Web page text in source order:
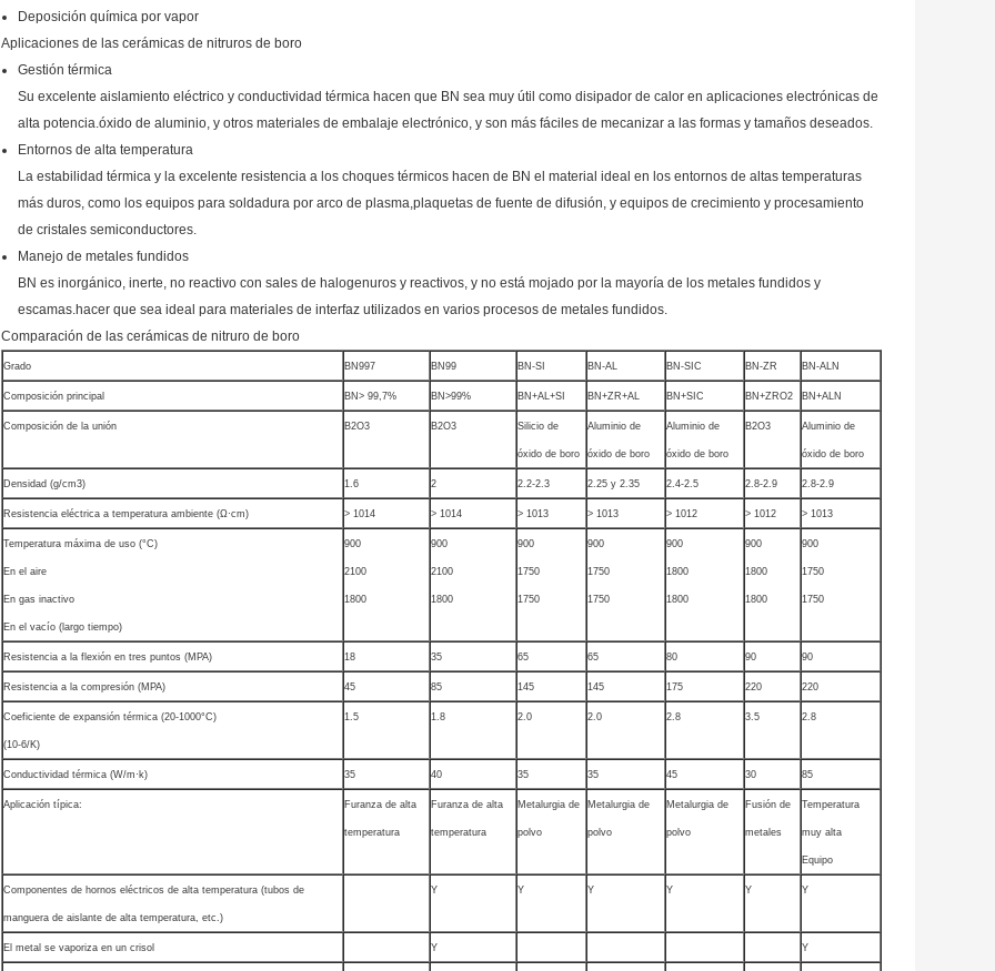
Deposición química por vapor
Aplicaciones de las cerámicas de nitruros de boro
Gestión térmica
Su excelente aislamiento eléctrico y conductividad térmica hacen que BN sea muy útil como disipador de calor en aplicaciones electrónicas de
alta potencia.óxido de aluminio, y otros materiales de embalaje electrónico, y son más fáciles de mecanizar a las formas y tamaños deseados.
Entornos de alta temperatura
La estabilidad térmica y la excelente resistencia a los choques térmicos hacen de BN el material ideal en los entornos de altas temperaturas
más duros, como los equipos para soldadura por arco de plasma,plaquetas de fuente de difusión, y equipos de crecimiento y procesamiento
de cristales semiconductores.
Manejo de metales fundidos
BN es inorgánico, inerte, no reactivo con sales de halogenuros y reactivos, y no está mojado por la mayoría de los metales fundidos y
escamas.hacer que sea ideal para materiales de interfaz utilizados en varios procesos de metales fundidos.
Comparación de las cerámicas de nitruro de boro
Grado BN997 BN99 BN-SI BN-AL BN-SIC BN-ZR BN-ALN
Composición principal BN> 99,7% BN>99% BN+AL+SI BN+ZR+AL BN+SIC BN+ZRO2 BN+ALN
Composición de la unión B2O3 B2O3 Silicio de
óxido de boro
Aluminio de
óxido de boro
Aluminio de
óxido de boro
B2O3 Aluminio de
óxido de boro
Densidad (g/cm3) 1.6 2 2.2-2.3 2.25 y 2.35 2.4-2.5 2.8-2.9 2.8-2.9
Resistencia eléctrica a temperatura ambiente (Ω·cm) > 1014 > 1014 > 1013 > 1013 > 1012 > 1012 > 1013
Temperatura máxima de uso (°C)
En el aire
En gas inactivo
En el vacío (largo tiempo)
900
2100
1800
900
2100
1800
900
1750
1750
900
1750
1750
900
1800
1800
900
1800
1800
900
1750
1750
Resistencia a la flexión en tres puntos (MPA) 18 35 65 65 80 90 90
Resistencia a la compresión (MPA) 45 85 145 145 175 220 220
Coeficiente de expansión térmica (20-1000°C)
(10-6/K)
1.5 1.8 2.0 2.0 2.8 3.5 2.8
Conductividad térmica (W/m·k) 35 40 35 35 45 30 85
Aplicación típica: Furanza de alta
temperatura
Furanza de alta
temperatura
Metalurgia de
polvo
Metalurgia de
polvo
Metalurgia de
polvo
Fusión de
metales
Temperatura
muy alta
Equipo
Componentes de hornos eléctricos de alta temperatura (tubos de
manguera de aislante de alta temperatura, etc.)
Y Y Y Y Y Y
El metal se vaporiza en un crisol Y Y